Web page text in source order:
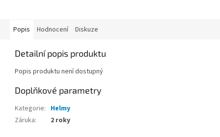
Popis Hodnocení Diskuze
Detailní popis produktu
Popis produktu není dostupný
Doplňkové parametry
Kategorie: Helmy
Záruka: 2 roky